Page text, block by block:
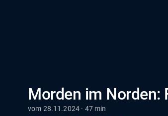
Morden im Norden:
vom 28.11.2024 · 47 min